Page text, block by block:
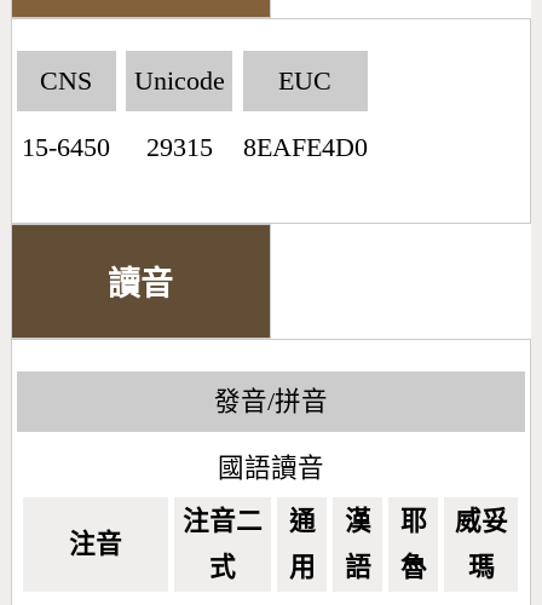
CNS
15-6450
Unicode
29315
EUC
8EAFE4D0
讀音
發音/拼音
國語讀音
注音
注音二
式
通
用
漢
語
耶
魯
威妥
瑪